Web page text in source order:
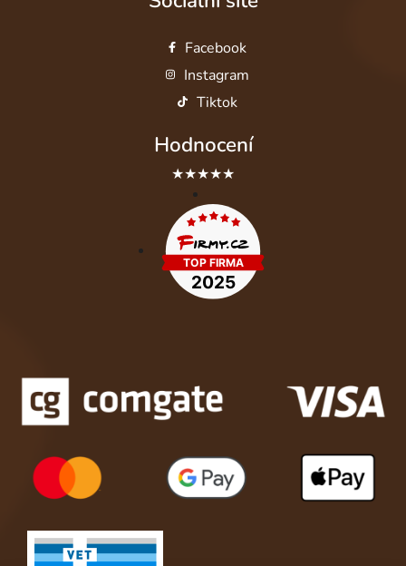
Facebook
Instagram
Tiktok
Hodnocení
★★★★★